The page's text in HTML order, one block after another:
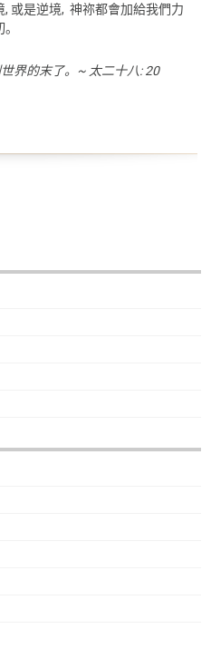
或是逆境, 神祢都會加給我們力
界的末了。~ 太二十八: 20